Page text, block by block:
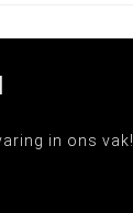
in ons vak!